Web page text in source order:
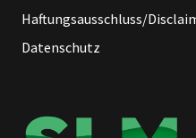
Haftungsausschluss/
Datenschutz